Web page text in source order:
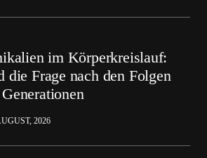
im Körperkreislauf:
die Frage nach den Folgen
2026